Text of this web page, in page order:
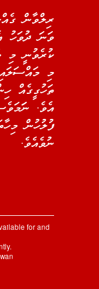
ރިލްވާން
ވަނަ ދުވަހު
މި
ތަހުގީގެއް
އެވެ.
ފުލުހުން
ނުވެއެވެ.
for and